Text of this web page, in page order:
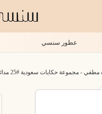
عطور سنسي
- مجموعة حكايات سعودية #25 مدائن